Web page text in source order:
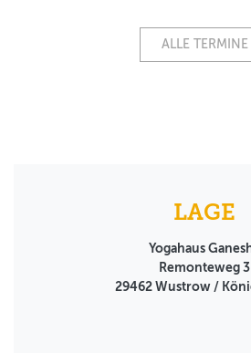
ALLE TERMINE
LAGE
Yogahaus
Remonteweg 3
29462 Wustrow /